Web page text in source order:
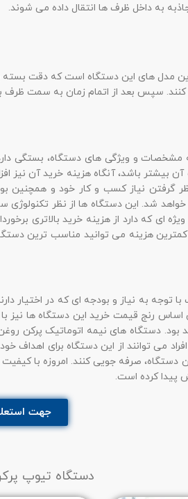
به داخل ظرف ها انتقال داده می شوند.
مدل های این دستگاه است که دقت بسته
سپس بعد از اتمام زمان به سمت
و ویژگی های دستگاه، بستگی
آن بیشتر باشد، آنگاه هزینه خرید آن
گرفتن نیاز کسب و کار خود و
شد. این دستگاه ها از نظر
ای که دارد از هزینه خرید بالاتری
کمترین هزینه می توانید مناسب ترین
به نیاز و بودجه ای که در اختیار
رنج قیمت خرید این دستگاه ها نیز
بود. دستگاه های نیمه اتوماتیک پرکن
می توانند از این دستگاه برای اهداف
دستگاه، صرفه جویی کنند. امروزه با
پیدا کرده است.
جهت
دستگاه تیوپ